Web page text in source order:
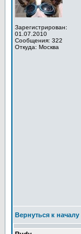
Зарегистрирован:
01.07.2010
Сообщения: 322
Откуда: Москва
Вернуться к началу